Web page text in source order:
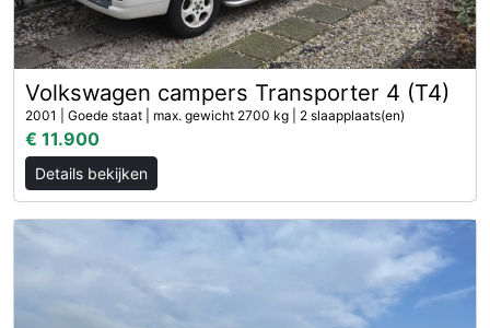
Volkswagen campers Transporter 4 (T4)
2001 | Goede staat | max. gewicht 2700 kg | 2 slaapplaats(en)
€ 11.900
Details bekijken